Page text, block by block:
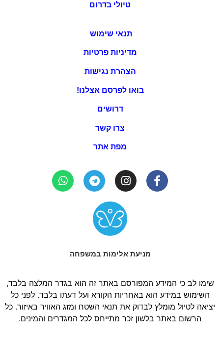
טיולי בדרום
תנאי שימוש
מדיניות פרטיות
הצהרת נגישות
בואו לפרסם אצלנו!
דרושים
צרו קשר
מפת אתר
מניעת אלימות במשפחה
שימו לב כי המידע המפורסם באתר זה הוא בגדר המלצה בלבד,
השימוש במידע הוא באחריות הקורא ועל דעתו בלבד. לפני כל
יציאה לטיול מומלץ לבדוק את תנאי השטח ומזג האוויר באיזור. כל
הרשום באתר בלשון זכר מתייחס לכל המגדרים והמינים.